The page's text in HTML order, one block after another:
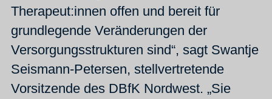
Therapeut:innen offen und bereit für
grundlegende Veränderungen der
Versorgungsstrukturen sind“, sagt Swantje
Seismann-Petersen, stellvertretende
Vorsitzende des DBfK Nordwest. „Sie